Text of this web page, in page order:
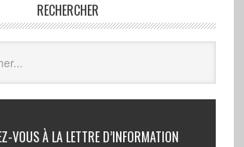
RECHERCHER
VOUS À LA LETTRE D’INFORMATION